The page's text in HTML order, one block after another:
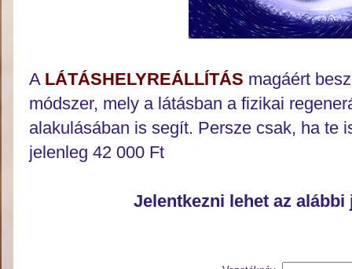
A LÁTÁSHELYREÁLLÍTÁS magáért
módszer, mely a látásban a fizikai
alakulásában is segít. Persze csak, ha te
jelenleg 42 000 Ft
Jelentkezni lehet az